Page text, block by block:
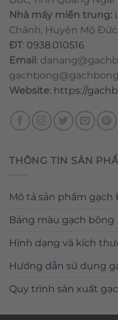
Nhà máy miền trung:
Chánh, Huyện Mộ
ĐT: 0938.010516
Email:
Website: https://
THÔNG TIN SẢN
Mô tả sản phẩm gạch
Bảng màu gạch bông
Hình dạng và kích
Hướng dẫn sử dụng
Quy trình sản xuất